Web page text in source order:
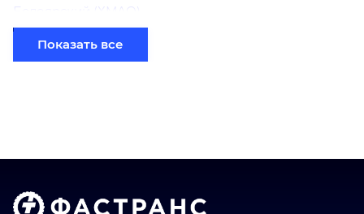
Белоярский (ХМАО)
Березники
Бийск
Волгоград
Донецк
Показать все